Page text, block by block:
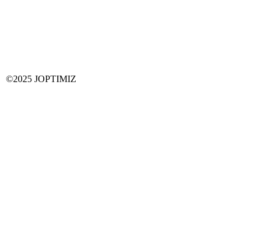
©2025 JOPTIMIZ